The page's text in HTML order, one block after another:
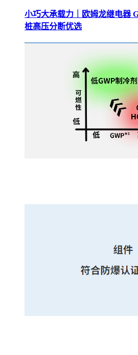
小巧大承载力｜欧姆龙继电器
桩高压分断优选